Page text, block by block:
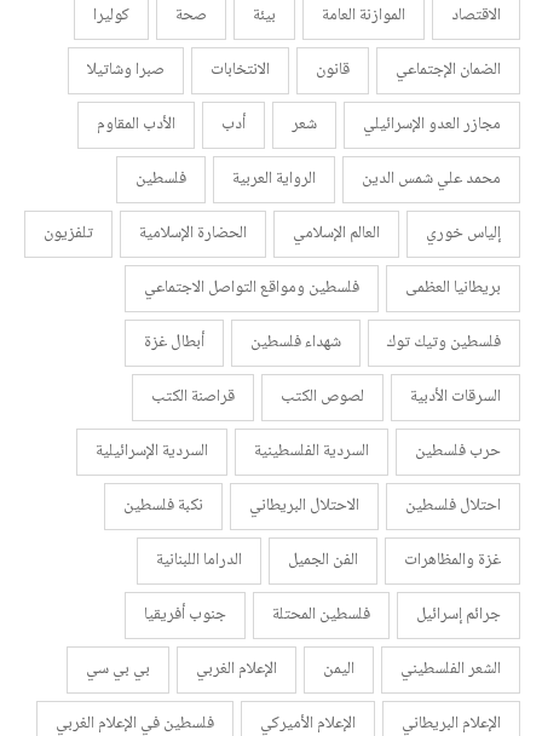
الاقتصاد
الموازنة العامة بيئة صحة
كوليرا
الضمان الإجتماعي
قانون الانتخابات
صبرا وشاتيلا
مجازر العدو الإسرائيلي
شعر أدب
الأدب المقاوم
محمد علي شمس الدين
الرواية العربية
فلسطين
إلياس خوري
العالم الإسلامي الحضارة الإسلامية
تلفزيون
بريطانيا العظمى
فلسطين ومواقع التواصل الاجتماعي
فلسطين وتيك توك
شهداء فلسطين
أبطال غزة
السرقات الأدبية
لصوص الكتب
قراصنة الكتب
حرب فلسطين
السردية الفلسطينية
السردية الإسرائيلية
احتلال فلسطين
الاحتلال البريطاني
نكبة فلسطين
غزة والمظاهرات
الفن الجميل
الدراما اللبنانية
جرائم إسرائيل
فلسطين المحتلة
جنوب أفريقيا
الشعر الفلسطيني
اليمن الإعلام الغربي
بي بي سي
الإعلام البريطاني
الإعلام الأميركي فلسطين في الإعلام الغربي